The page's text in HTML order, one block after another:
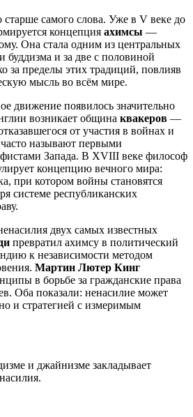
старше самого слова. Уже в V веке до
концепция ахимсы —
Она стала одним из центральных
и за две с половиной
за пределы этих традиций, повлияв
мысль во всём мире.
движение появилось значительно
возникает община квакеров —
от участия в войнах и
называют первыми
Запада. В XVIII веке философ
концепцию вечного мира:
при котором войны становятся
системе республиканских
двух самых известных
превратил ахимсу в политический
к независимости методом
Мартин Лютер Кинг
в борьбе за гражданские права
Оба показали: ненасилие может
и стратегией с измеримым
и джайнизме закладывает